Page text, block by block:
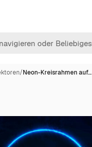
/Neon-Kreisrahmen auf…